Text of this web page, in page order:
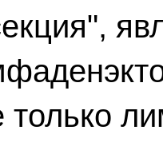
только